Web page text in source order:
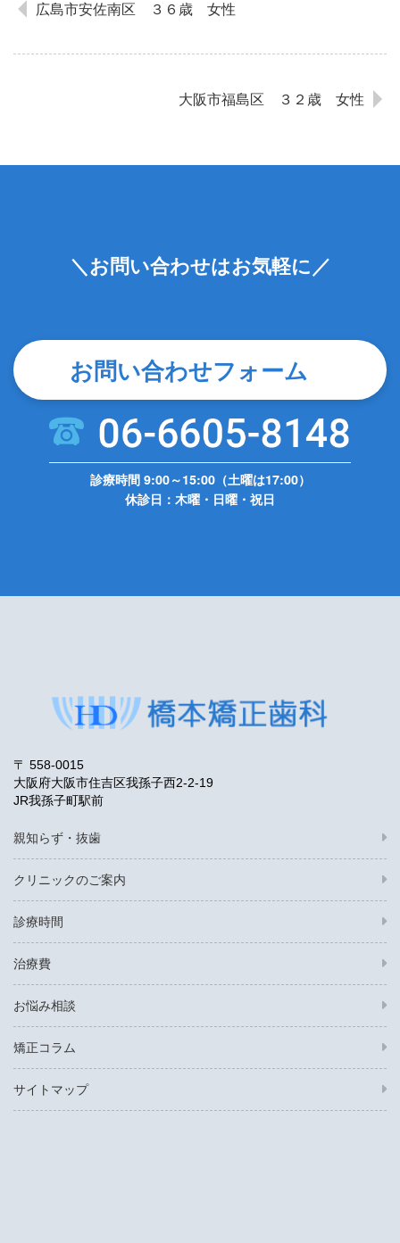
広島市安佐南区 ３６歳 女性
大阪市福島区 ３２歳 女性
＼お問い合わせはお気軽に／
お問い合わせフォーム
診療時間 9:00～15:00（土曜は17:00）
休診日：木曜・日曜・祝日
〒 558-0015
大阪府大阪市住吉区我孫子西2-2-19
JR我孫子町駅前
親知らず・抜歯
クリニックのご案内
診療時間
治療費
お悩み相談
矯正コラム
サイトマップ